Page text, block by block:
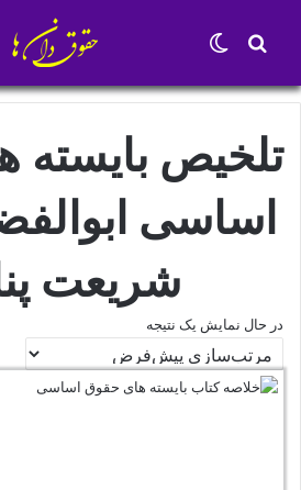
جستجو برای
تلخیص بایسته
اساسی
شریعت
در حال نمایش یک نتیجه